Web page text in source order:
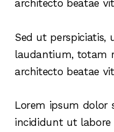
architecto beatae
Sed ut perspiciatis,
laudantium, totam
architecto beatae
Lorem ipsum dolor
incididunt ut